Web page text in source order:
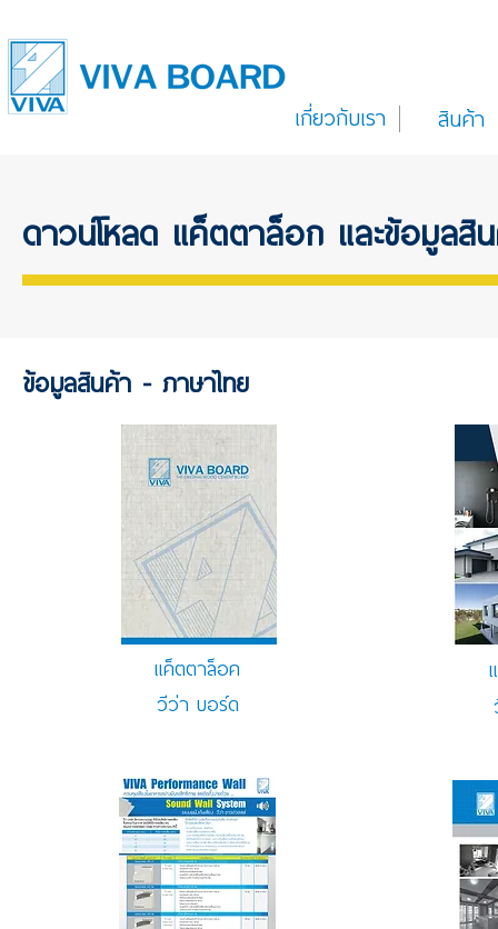
เกี่ยวกับเรา สินค้า
ดาวน์โหลด แค็ตตาล็อก และข้อมูล
ข้อมูลสินค้า - ภาษาไทย
แค็ตตาล็อค
วีว่า บอร์ด